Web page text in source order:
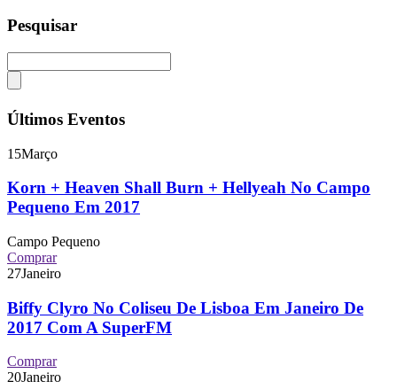
Pesquisar
Últimos Eventos
15Março
Korn + Heaven Shall Burn + Hellyeah No Campo
Pequeno Em 2017
Campo Pequeno
Comprar
27Janeiro
Biffy Clyro No Coliseu De Lisboa Em Janeiro De
2017 Com A SuperFM
Comprar
20Janeiro